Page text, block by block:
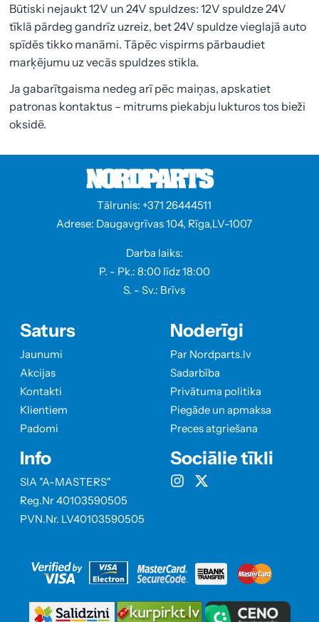
Būtiski nejaukt 12V un 24V spuldzes: 12V spuldze 24V
tīklā pārdeg gandrīz uzreiz, bet 24V spuldze vieglajā auto
spīdēs tikko manāmi. Tāpēc vispirms pārbaudiet
marķējumu uz vecās spuldzes stikla.
Ja gabarītgaisma nedeg arī pēc maiņas, apskatiet
patronas kontaktus – mitrums piekabju lukturos tos bieži
oksidē.
Tālrunis: +371 26444511
Adrese: Daugavgrīvas 104, Rīga,LV-1007
Darba laiks:
P. - Pk.: 8:00 līdz 18:00
S. - Sv.: Brīvs
Saturs
Jaunumi
Akcijas
Kontakti
Klientiem
Padomi
Info
SIA "A-MASTERS"
Reg.Nr 40103590505
PVN.Nr. LV40103590505
Noderīgi
Par Nordparts.lv
Sadarbība
Privātuma politika
Piegāde un apmaksa
Preces atgriešana
Sociālie tīkli